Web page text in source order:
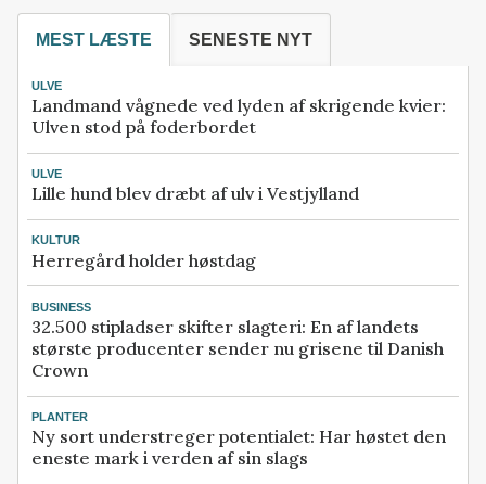
MEST LÆSTE SENESTE NYT
ULVE
Landmand vågnede ved lyden af skrigende kvier:
Ulven stod på foderbordet
ULVE
Lille hund blev dræbt af ulv i Vestjylland
KULTUR
Herregård holder høstdag
BUSINESS
32.500 stipladser skifter slagteri: En af landets
største producenter sender nu grisene til Danish
Crown
PLANTER
Ny sort understreger potentialet: Har høstet den
eneste mark i verden af sin slags